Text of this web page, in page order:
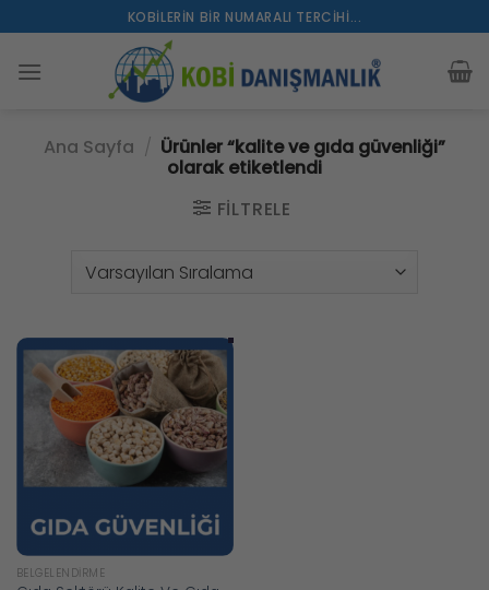
atla
KOBILERIN BIR NUMARALI TERCIHI...
Ana Sayfa / Ürünler “kalite ve gıda güvenliği”
olarak etiketlendi
FILTRELE
BELGELENDIRME